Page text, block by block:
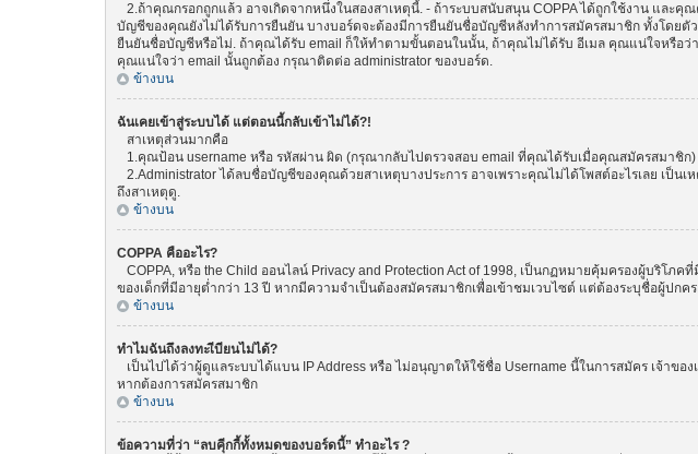
2.ถ้าคุณกรอกถูกแล้ว อาจเกิดจากหนึ่งในสองสาเหตุนี้. - ถ้าระบบสนับสนุน COPPA ได้ถูกใช้งาน แ
บัญชีของคุณยังไม่ได้รับการยืนยัน บางบอร์ดจะต้องมีการยืนยันชื่อบัญชีหลังทำการสมัครสมาชิก ทั้งโดยตั
ยืนยันชื่อบัญชีหรือไม่. ถ้าคุณได้รับ email ก็ให้ทำตามขั้นตอนในนั้น, ถ้าคุณไม่ได้รับ อีเมล คุณแน่ใจหรือว่
คุณแน่ใจว่า email นั้นถูกต้อง กรุณาติดต่อ administrator ของบอร์ด.
ข้างบน
ฉันเคยเข้าสู่ระบบได้ แต่ตอนนี้กลับเข้าไม่ได้?!
สาเหตุส่วนมากคือ
1.คุณป้อน username หรือ รหัสผ่าน ผิด (กรุณากลับไปตรวจสอบ email ที่คุณได้รับเมื่อคุณสมัครสมาชิก)
2.Administrator ได้ลบชื่อบัญชีของคุณด้วยสาเหตุบางประการ อาจเพราะคุณไม่ได้โพสต์อะไรเลย เป็
ถึงสาเหตุดู.
ข้างบน
COPPA คืออะไร?
COPPA, หรือ the Child ออนไลน์ Privacy and Protection Act of 1998, เป็นกฏหมายคุ้มครองผู้บริโ
ของเด็กที่มีอายุต่ำกว่า 13 ปี หากมีความจำเป็นต้องสมัครสมาชิกเพื่อเข้าชมเวบไซต์ แต่ต้องระบุชื่อผู้ปกค
ข้างบน
ทำไมฉันถึงลงทะเีบียนไม่ได้?
เป็นไปได้ว่าผู้ดูแลระบบได้แบน IP Address หรือ ไม่อนุญาตให้ใช้ชื่อ Username นี้ในการสมัคร เจ้าข
หากต้องการสมัครสมาชิก
ข้างบน
ข้อความที่ว่า “ลบคุีกกี้ทั้งหมดของบอร์ดนี้” ทำอะไร ?